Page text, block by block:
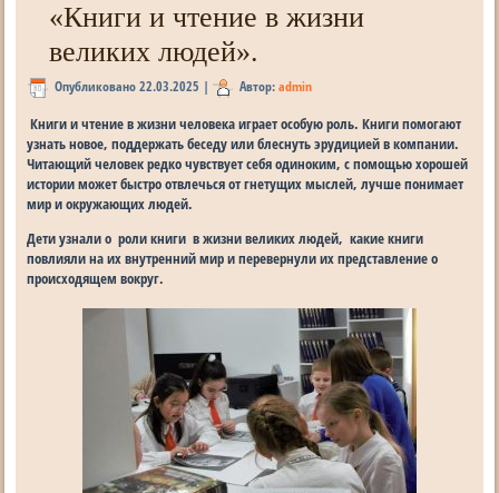
«Книги и чтение в жизни
великих людей».
Опубликовано 22.03.2025 | Автор: admin
Книги и чтение в жизни человека играет особую роль. Книги помогают
узнать новое, поддержать беседу или блеснуть эрудицией в компании.
Читающий человек редко чувствует себя одиноким, с помощью хорошей
истории может быстро отвлечься от гнетущих мыслей, лучше понимает
мир и окружающих людей.
Дети узнали о роли книги в жизни великих людей, какие книги
повлияли на их внутренний мир и перевернули их представление о
происходящем вокруг.